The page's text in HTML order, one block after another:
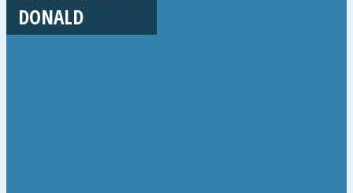
DONALD